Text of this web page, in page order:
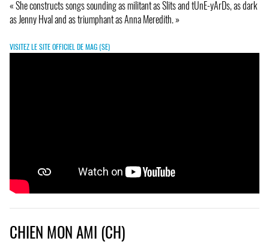
« She constructs songs sounding as militant as Slits and tUnE-yArDs, as dark
as Jenny Hval and as triumphant as Anna Meredith. »
VISITEZ LE SITE OFFICIEL DE MAG (SE)
CHIEN MON AMI (CH)